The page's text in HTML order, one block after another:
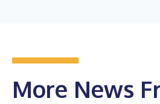
More News